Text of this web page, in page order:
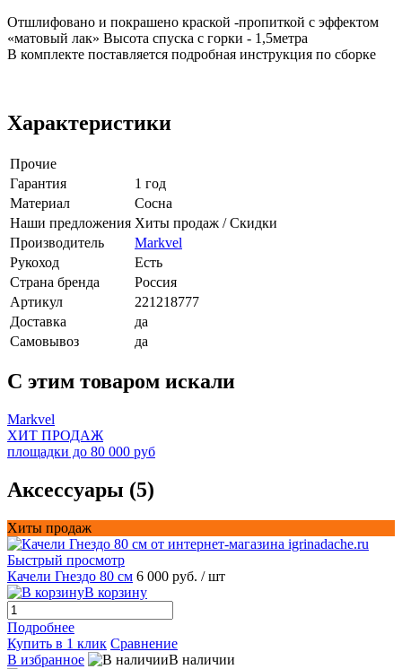
Отшлифовано и покрашено краской -пропиткой с эффектом
«матовый лак» Высота спуска с горки - 1,5метра
В комплекте поставляется подробная инструкция по сборке
Характеристики
Прочие
Гарантия
1 год
Материал
Сосна
Наши предложения Хиты продаж / Скидки
Производитель
Markvel
Рукоход
Есть
Страна бренда
Россия
Артикул
221218777
Доставка
да
Самовывоз
да
C этим товаром искали
Markvel
ХИТ ПРОДАЖ
площадки до 80 000 руб
Аксессуары (5)
Хиты продаж
Быстрый просмотр
Качели Гнездо 80 см 6 000 руб. / шт
В корзину
Подробнее
Купить в 1 клик Сравнение
В избранное
В наличии